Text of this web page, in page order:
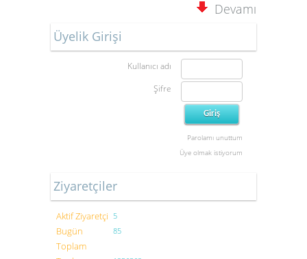
Devamı
Üyelik Girişi
Kullanıcı adı
Şifre
Parolamı unuttum
Üye olmak istiyorum
Ziyaretçiler
Aktif Ziyaretçi 5
Bugün
Toplam
85